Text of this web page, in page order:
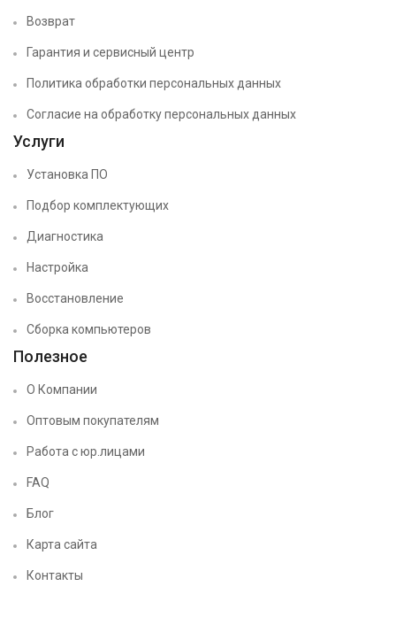
Возврат
Гарантия и сервисный центр
Политика обработки персональных данных
Согласие на обработку персональных данных
Услуги
Установка ПО
Подбор комплектующих
Диагностика
Настройка
Восстановление
Сборка компьютеров
Полезное
О Компании
Оптовым покупателям
Работа с юр.лицами
FAQ
Блог
Карта сайта
Контакты